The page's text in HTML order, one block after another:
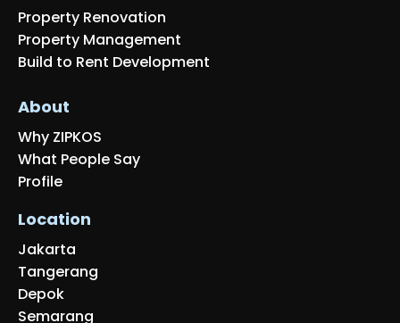
Property Renovation
Property Management
Build to Rent Development
About
Why ZIPKOS
What People Say
Profile
Location
Jakarta
Tangerang
Depok
Semarang